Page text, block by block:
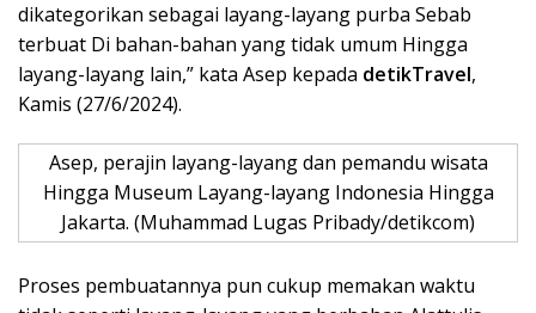
dikategorikan sebagai layang-layang purba Sebab
terbuat Di bahan-bahan yang tidak umum Hingga
layang-layang lain,” kata Asep kepada detikTravel,
Kamis (27/6/2024).
Asep, perajin layang-layang dan pemandu wisata
Hingga Museum Layang-layang Indonesia Hingga
Jakarta. (Muhammad Lugas Pribady/detikcom)
Proses pembuatannya pun cukup memakan waktu